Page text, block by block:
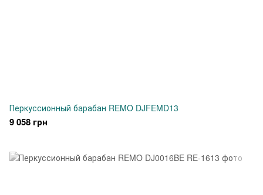
Перкуссионный барабан REMO DJFEMD13
9 058 грн